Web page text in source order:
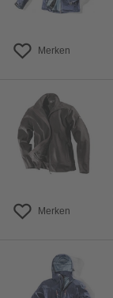
Merken
Merken